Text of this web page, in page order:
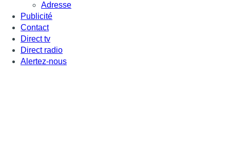
Adresse
Publicité
Contact
Direct tv
Direct radio
Alertez-nous